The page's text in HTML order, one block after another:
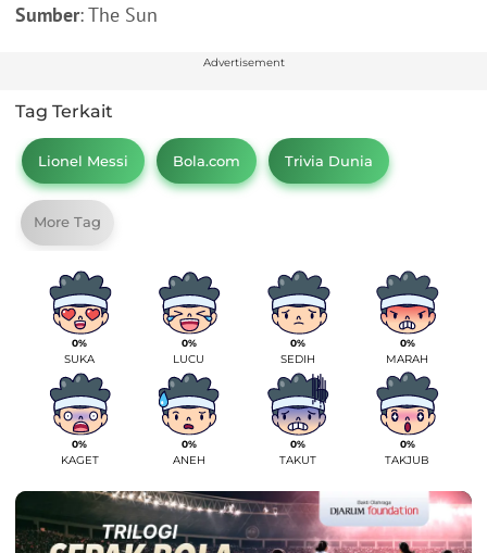
Sumber: The Sun
Advertisement
Tag Terkait
Lionel Messi Bola.com Trivia Dunia
More Tag
0%
SUKA
0%
LUCU
0%
SEDIH
0%
MARAH
0%
KAGET
0%
ANEH
0%
TAKUT
0%
TAKJUB